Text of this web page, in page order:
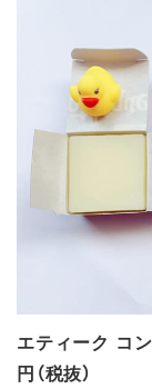
エティーク コ
円（税抜）